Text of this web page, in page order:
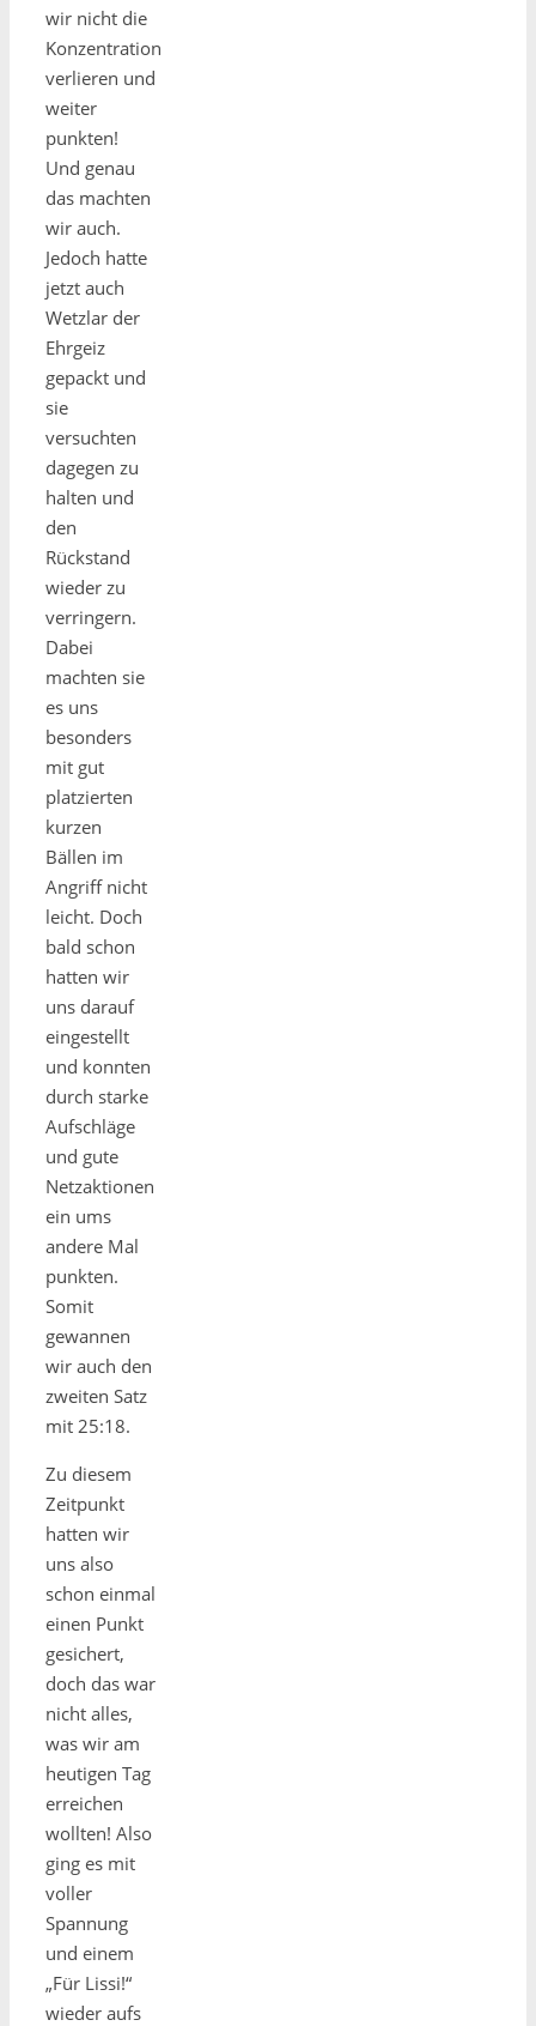
wir nicht die
Konzentration
verlieren und
weiter
punkten!
Und genau
das machten
wir auch.
Jedoch hatte
jetzt auch
Wetzlar der
Ehrgeiz
gepackt und
sie
versuchten
dagegen zu
halten und
den
Rückstand
wieder zu
verringern.
Dabei
machten sie
es uns
besonders
mit gut
platzierten
kurzen
Bällen im
Angriff nicht
leicht. Doch
bald schon
hatten wir
uns darauf
eingestellt
und konnten
durch starke
Aufschläge
und gute
Netzaktionen
ein ums
andere Mal
punkten.
Somit
gewannen
wir auch den
zweiten Satz
mit 25:18.
Zu diesem
Zeitpunkt
hatten wir
uns also
schon einmal
einen Punkt
gesichert,
doch das war
nicht alles,
was wir am
heutigen Tag
erreichen
wollten! Also
ging es mit
voller
Spannung
und einem
„Für Lissi!“
wieder aufs